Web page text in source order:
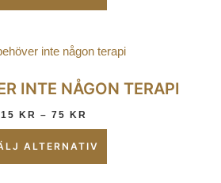
INTE NÅGON TERAPI
15 KR – 75 KR
ALTERNATIV